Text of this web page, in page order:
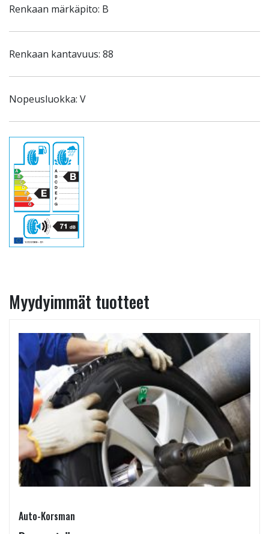
Renkaan märkäpito: B
Renkaan kantavuus: 88
Nopeusluokka: V
Myydyimmät tuotteet
Auto-Korsman